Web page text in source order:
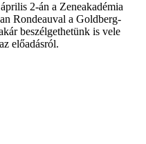
2-án a Zeneakadémia
Rondeauval a Goldberg-
beszélgethetünk is vele
előadásról.